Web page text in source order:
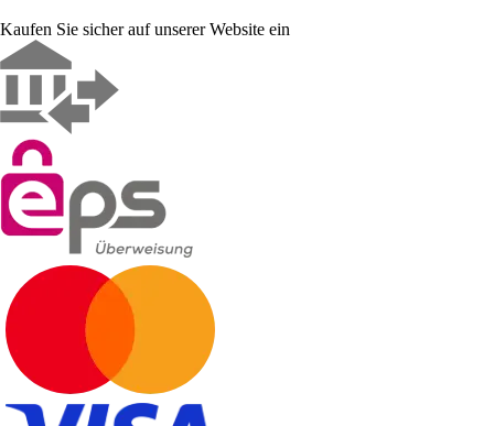
Kaufen Sie sicher auf unserer Website ein